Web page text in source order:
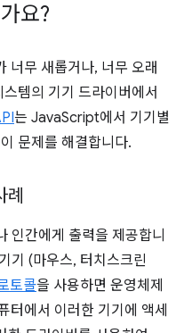
요?
너무 새롭거나, 너무 오래
템의 기기 드라이버에서
는 JavaScript에서 기기별
문제를 해결합니다.
인간에게 출력을 제공합니
기 (마우스, 터치스크린
토콜을 사용하면 운영체제
터에서 이러한 기기에 액세